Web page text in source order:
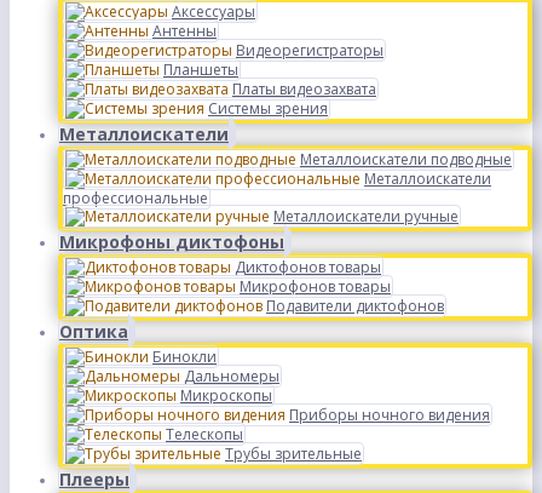
Аксессуары
Антенны
Видеорегистраторы
Планшеты
Платы видеозахвата
Системы зрения
Металлоискатели
Металлоискатели подводные
Металлоискатели
профессиональные
Металлоискатели ручные
Микрофоны диктофоны
Диктофонов товары
Микрофонов товары
Подавители диктофонов
Оптика
Бинокли
Дальномеры
Микроскопы
Приборы ночного видения
Телескопы
Трубы зрительные
Плееры